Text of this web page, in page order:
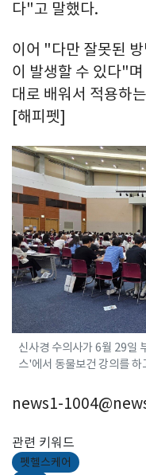
다"고 말했다.
이어 "다만 잘못된
이 발생할 수 있다"
대로 배워서 적용하
[해피펫]
신사경 수의사가 6월 29일
스'에서 동물보건 강의를
news1-
관련 키워드
펫헬스케어